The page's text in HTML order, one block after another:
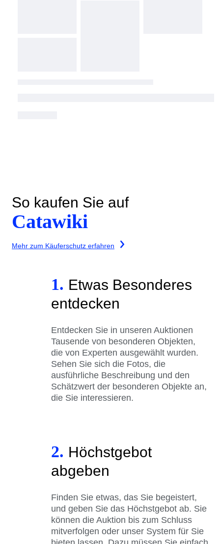
So kaufen Sie auf
Catawiki
Mehr zum Käuferschutz erfahren
1. Etwas Besonderes
entdecken
Entdecken Sie in unseren Auktionen
Tausende von besonderen Objekten,
die von Experten ausgewählt wurden.
Sehen Sie sich die Fotos, die
ausführliche Beschreibung und den
Schätzwert der besonderen Objekte an,
die Sie interessieren.
2. Höchstgebot
abgeben
Finden Sie etwas, das Sie begeistert,
und geben Sie das Höchstgebot ab. Sie
können die Auktion bis zum Schluss
mitverfolgen oder unser System für Sie